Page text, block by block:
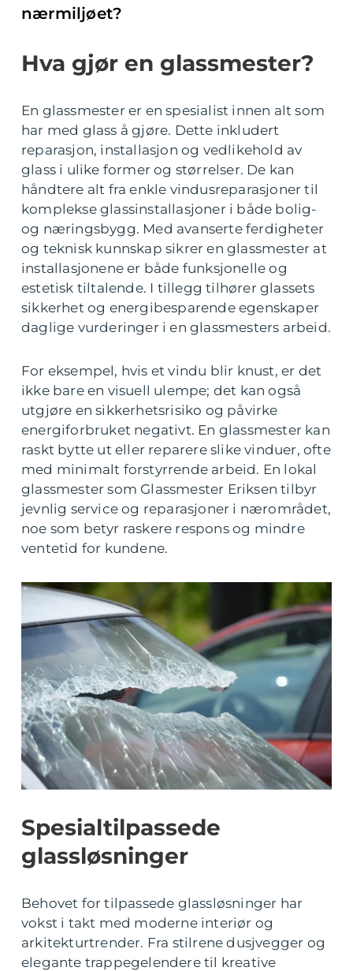
nærmiljøet?
Hva gjør en glassmester?
En glassmester er en spesialist innen alt som
har med glass å gjøre. Dette inkludert
reparasjon, installasjon og vedlikehold av
glass i ulike former og størrelser. De kan
håndtere alt fra enkle vindusreparasjoner til
komplekse glassinstallasjoner i både bolig-
og næringsbygg. Med avanserte ferdigheter
og teknisk kunnskap sikrer en glassmester at
installasjonene er både funksjonelle og
estetisk tiltalende. I tillegg tilhører glassets
sikkerhet og energibesparende egenskaper
daglige vurderinger i en glassmesters arbeid.
For eksempel, hvis et vindu blir knust, er det
ikke bare en visuell ulempe; det kan også
utgjøre en sikkerhetsrisiko og påvirke
energiforbruket negativt. En glassmester kan
raskt bytte ut eller reparere slike vinduer, ofte
med minimalt forstyrrende arbeid. En lokal
glassmester som Glassmester Eriksen tilbyr
jevnlig service og reparasjoner i nærområdet,
noe som betyr raskere respons og mindre
ventetid for kundene.
Spesialtilpassede
glassløsninger
Behovet for tilpassede glassløsninger har
vokst i takt med moderne interiør og
arkitekturtrender. Fra stilrene dusjvegger og
elegante trappegelendere til kreative